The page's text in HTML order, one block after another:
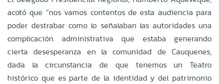
acotó que “nos vamos contentos de esta audiencia para
poder destrabar como lo señalaban las autoridades una
complicación administrativa que estaba generando
cierta desesperanza en la comunidad de Cauquenes,
dada la circunstancia de que tenemos un Teatro
histórico que es parte de la identidad y del patrimonio